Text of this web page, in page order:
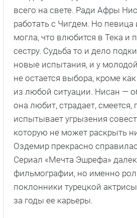
всего на свете. Ради Афры
работать с Чигдем. Но певица
могла, что влюбится в Тека и
сестру. Судьба то и дело
новые испытания, и у
не остается выбора, кроме
из любой ситуации. Нисан —
она любит, страдает, смеется,
испытывает угрызения
которую не может раскрыть
Оздемир прекрасно
Сериал «Мечта Эшрефа»
фильмографии, но именно
поклонники турецкой
за годы ее карьеры.